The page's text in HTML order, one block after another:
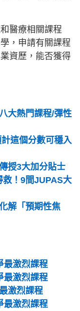
醫療相關課程
，申請有關課程
資歷，能否獲得
大熱門課程/彈性
這個分數可穩入
授3大加分貼士
救！9間JUPAS大
解「預期性焦
最激烈課程
最激烈課程
激烈課程
最激烈課程